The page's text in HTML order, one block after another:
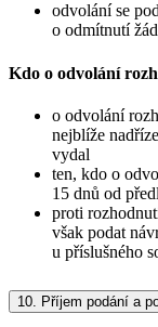
odvolání se
o odmítnutí
Kdo o odvolání
o odvolání
nejblíže
vydal
ten, kdo o
15 dnů od
proti
však podat
u příslušného
10. Příjem podání a